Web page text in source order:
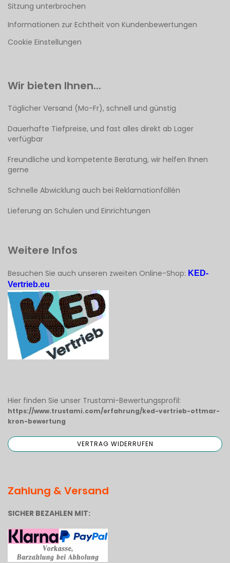
Sitzung unterbrochen
Informationen zur Echtheit von Kundenbewertungen
Cookie Einstellungen
Wir bieten Ihnen...
Täglicher Versand (Mo-Fr), schnell und günstig
Dauerhafte Tiefpreise, und fast alles direkt ab Lager
verfügbar
Freundliche und kompetente Beratung, wir helfen Ihnen
gerne
Schnelle Abwicklung auch bei Reklamationfällén
Lieferung an Schulen und Einrichtungen
Weitere Infos
Besuchen Sie auch unseren zweiten Online-Shop: KED-
Vertrieb.eu
Hier finden Sie unser Trustami-Bewertungsprofil:
https://www.trustami.com/erfahrung/ked-vertrieb-ottmar-
kron-bewertung
Zahlung & Versand
SICHER BEZAHLEN MIT: